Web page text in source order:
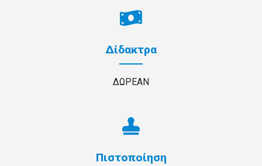
Δίδακτρα
ΔΩΡΕΑΝ
Πιστοποίηση